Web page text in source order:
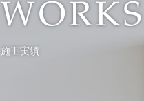
WORKS
施工実績